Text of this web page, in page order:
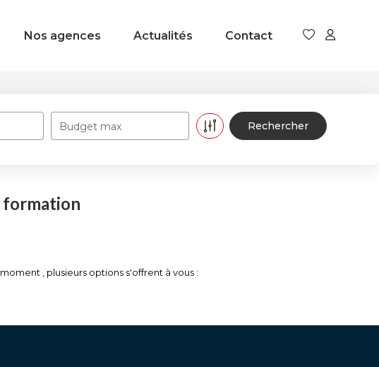
Nos agences Actualités Contact
Budget max
formation
, plusieurs options s'offrent à vous :